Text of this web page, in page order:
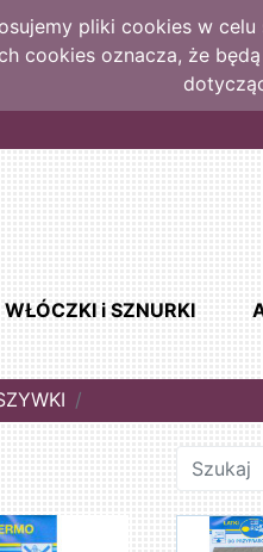
pliki cookies w
cookies oznacza, że
WŁÓCZKI i SZNURKI